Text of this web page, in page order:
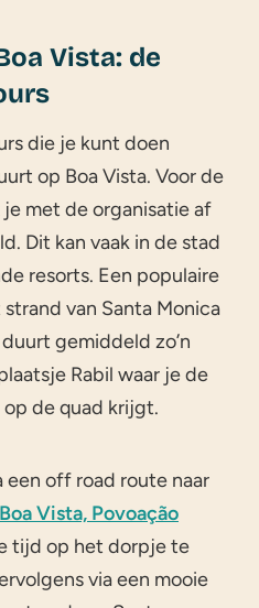
Vista: de
die je kunt doen
op Boa Vista. Voor de
met de organisatie af
Dit kan vaak in de stad
resorts. Een populaire
van Santa Monica
gemiddeld zo’n
Rabil waar je de
de quad krijgt.
een off road route naar
Vista, Povoação
tijd op het dorpje te
via een mooie